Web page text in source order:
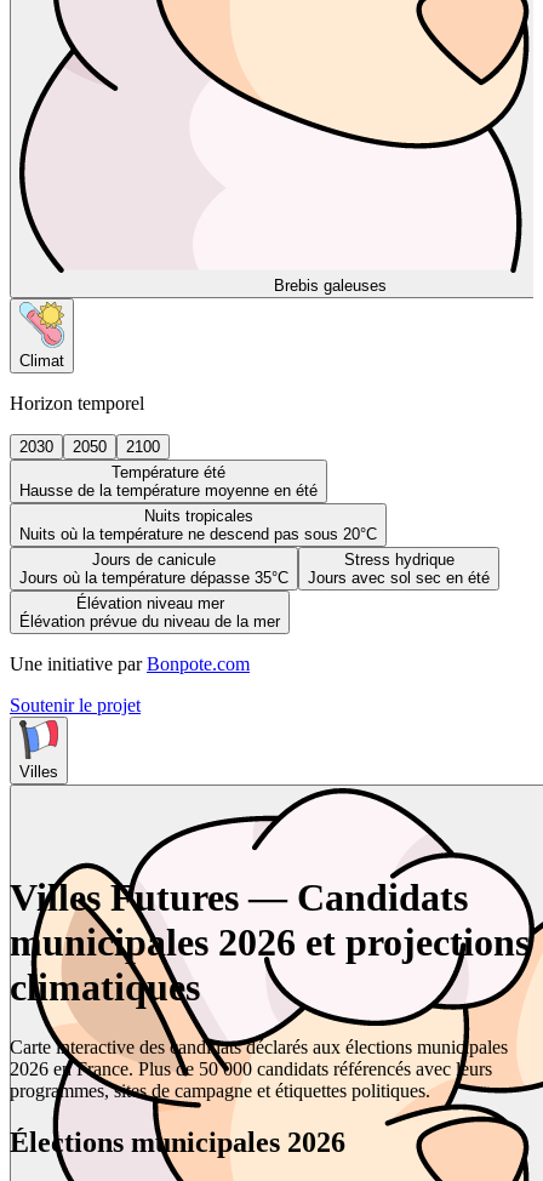
Brebis galeuses
Climat
Horizon temporel
2030 2050
2100
Température été
Hausse de la température moyenne en été
Nuits tropicales
Nuits où la température ne descend pas sous 20°C
Jours de canicule
Jours où la température dépasse 35°C
Stress hydrique
Jours avec sol sec en été
Élévation niveau mer
Élévation prévue du niveau de la mer
Une initiative par Bonpote.com
Soutenir le projet
Villes
Villes Futures — Candidats
municipales 2026 et projections
climatiques
Carte interactive des candidats déclarés aux élections municipales
2026 en France. Plus de 50 000 candidats référencés avec leurs
programmes, sites de campagne et étiquettes politiques.
Élections municipales 2026